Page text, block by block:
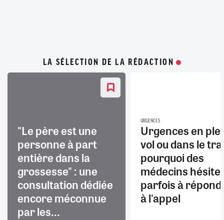
LA SÉLECTION DE LA RÉDACTION
"Le père est une
personne à part
entière dans la
grossesse" : une
consultation dédiée
encore méconnue
par les...
URGENCES
Urgences en
vol ou dans le
pourquoi des
médecins
parfois à
à l'appel